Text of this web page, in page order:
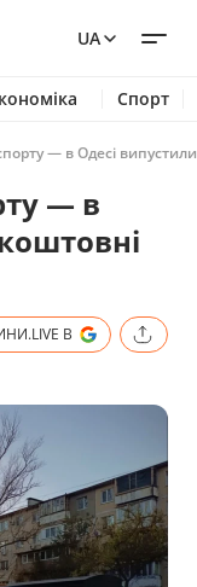
UA
Спорт
— в Одесі
— в
В